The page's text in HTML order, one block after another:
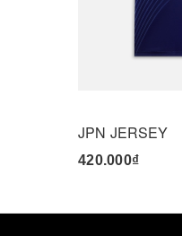
JPN JERSEY
420.000₫